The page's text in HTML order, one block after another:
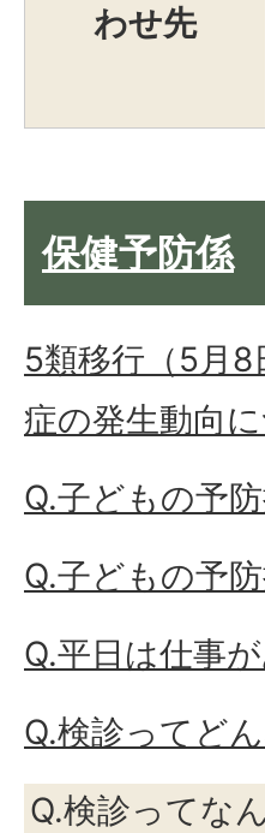
わせ先
保健予防係
5類移行（5月
症の発生動向
Q.子どもの予
Q.子どもの予
Q.平日は仕事
Q.検診ってど
Q.検診ってな